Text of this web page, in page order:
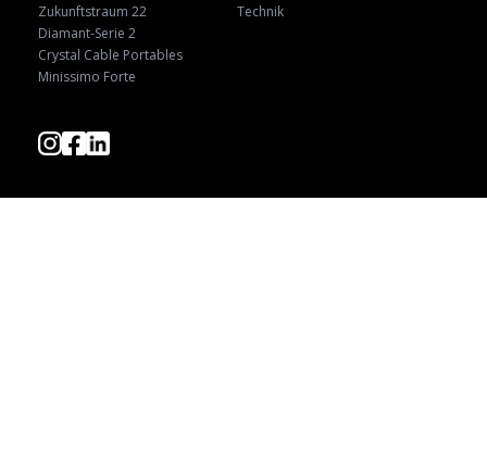
Zukunftstraum 22
Diamant-Serie 2
Crystal Cable Portables
Minissimo Forte
Technik